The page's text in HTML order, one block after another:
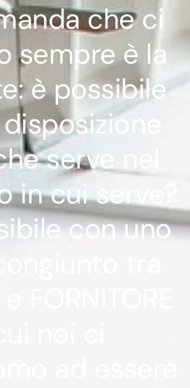
che ci
sempre è la
è possibile
serve nel
cui serve?
con uno
tra
FORNITORE
noi ci
ad essere